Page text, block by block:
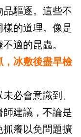
驅逐。這些不
的道理。像是
適的昆蟲。
，冰敷後盡早檢
必會意識到、
建議，不論是
抓癢以免問題擴